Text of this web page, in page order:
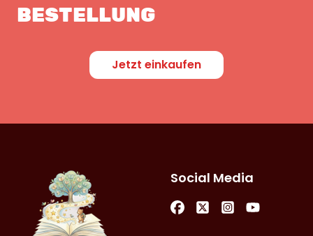
BESTELLUNG
Jetzt einkaufen
Social Media